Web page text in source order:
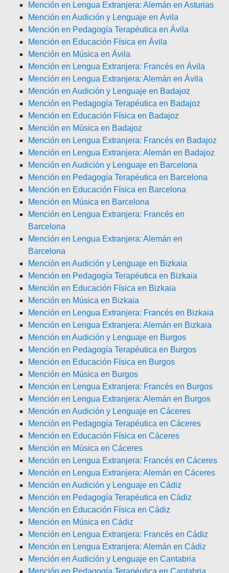
Mención en Lengua Extranjera: Alemán en Asturias
Mención en Audición y Lenguaje en Ávila
Mención en Pedagogía Terapéutica en Ávila
Mención en Educación Física en Ávila
Mención en Música en Ávila
Mención en Lengua Extranjera: Francés en Ávila
Mención en Lengua Extranjera: Alemán en Ávila
Mención en Audición y Lenguaje en Badajoz
Mención en Pedagogía Terapéutica en Badajoz
Mención en Educación Física en Badajoz
Mención en Música en Badajoz
Mención en Lengua Extranjera: Francés en Badajoz
Mención en Lengua Extranjera: Alemán en Badajoz
Mención en Audición y Lenguaje en Barcelona
Mención en Pedagogía Terapéutica en Barcelona
Mención en Educación Física en Barcelona
Mención en Música en Barcelona
Mención en Lengua Extranjera: Francés en
Barcelona
Mención en Lengua Extranjera: Alemán en
Barcelona
Mención en Audición y Lenguaje en Bizkaia
Mención en Pedagogía Terapéutica en Bizkaia
Mención en Educación Física en Bizkaia
Mención en Música en Bizkaia
Mención en Lengua Extranjera: Francés en Bizkaia
Mención en Lengua Extranjera: Alemán en Bizkaia
Mención en Audición y Lenguaje en Burgos
Mención en Pedagogía Terapéutica en Burgos
Mención en Educación Física en Burgos
Mención en Música en Burgos
Mención en Lengua Extranjera: Francés en Burgos
Mención en Lengua Extranjera: Alemán en Burgos
Mención en Audición y Lenguaje en Cáceres
Mención en Pedagogía Terapéutica en Cáceres
Mención en Educación Física en Cáceres
Mención en Música en Cáceres
Mención en Lengua Extranjera: Francés en Cáceres
Mención en Lengua Extranjera: Alemán en Cáceres
Mención en Audición y Lenguaje en Cádiz
Mención en Pedagogía Terapéutica en Cádiz
Mención en Educación Física en Cádiz
Mención en Música en Cádiz
Mención en Lengua Extranjera: Francés en Cádiz
Mención en Lengua Extranjera: Alemán en Cádiz
Mención en Audición y Lenguaje en Cantabria
Mención en Pedagogía Terapéutica en Cantabria